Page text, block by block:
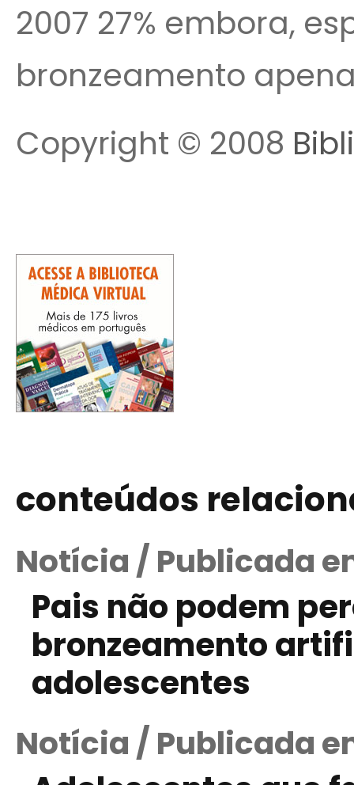
2007 27% embora,
bronzeamento
Copyright © 2008
conteúdos
Notícia / Publicada
Pais não podem
bronzeamento
adolescentes
Notícia / Publicada